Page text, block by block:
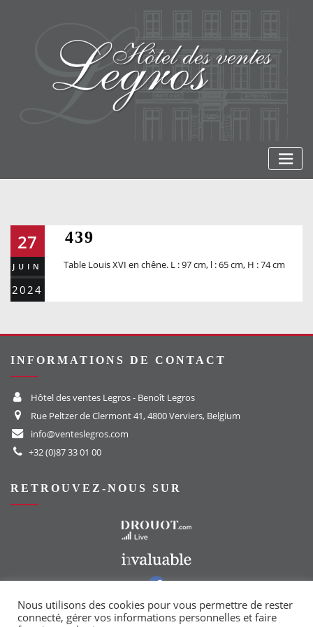
27
JUIN
2024
439
Table Louis XVI en chêne. L : 97 cm, l : 65 cm, H : 74 cm
INFORMATIONS DE CONTACT
Hôtel des ventes Legros - Benoît Legros
Rue Peltzer de Clermont 41, 4800 Verviers, Belgium
info@venteslegros.com
+32 (0)87 33 01 00
RETROUVEZ-NOUS SUR
Vers notre groupe Facebook
Nous utilisons des cookies pour vous permettre de rester
connecté, gérer vos informations personnelles et faire